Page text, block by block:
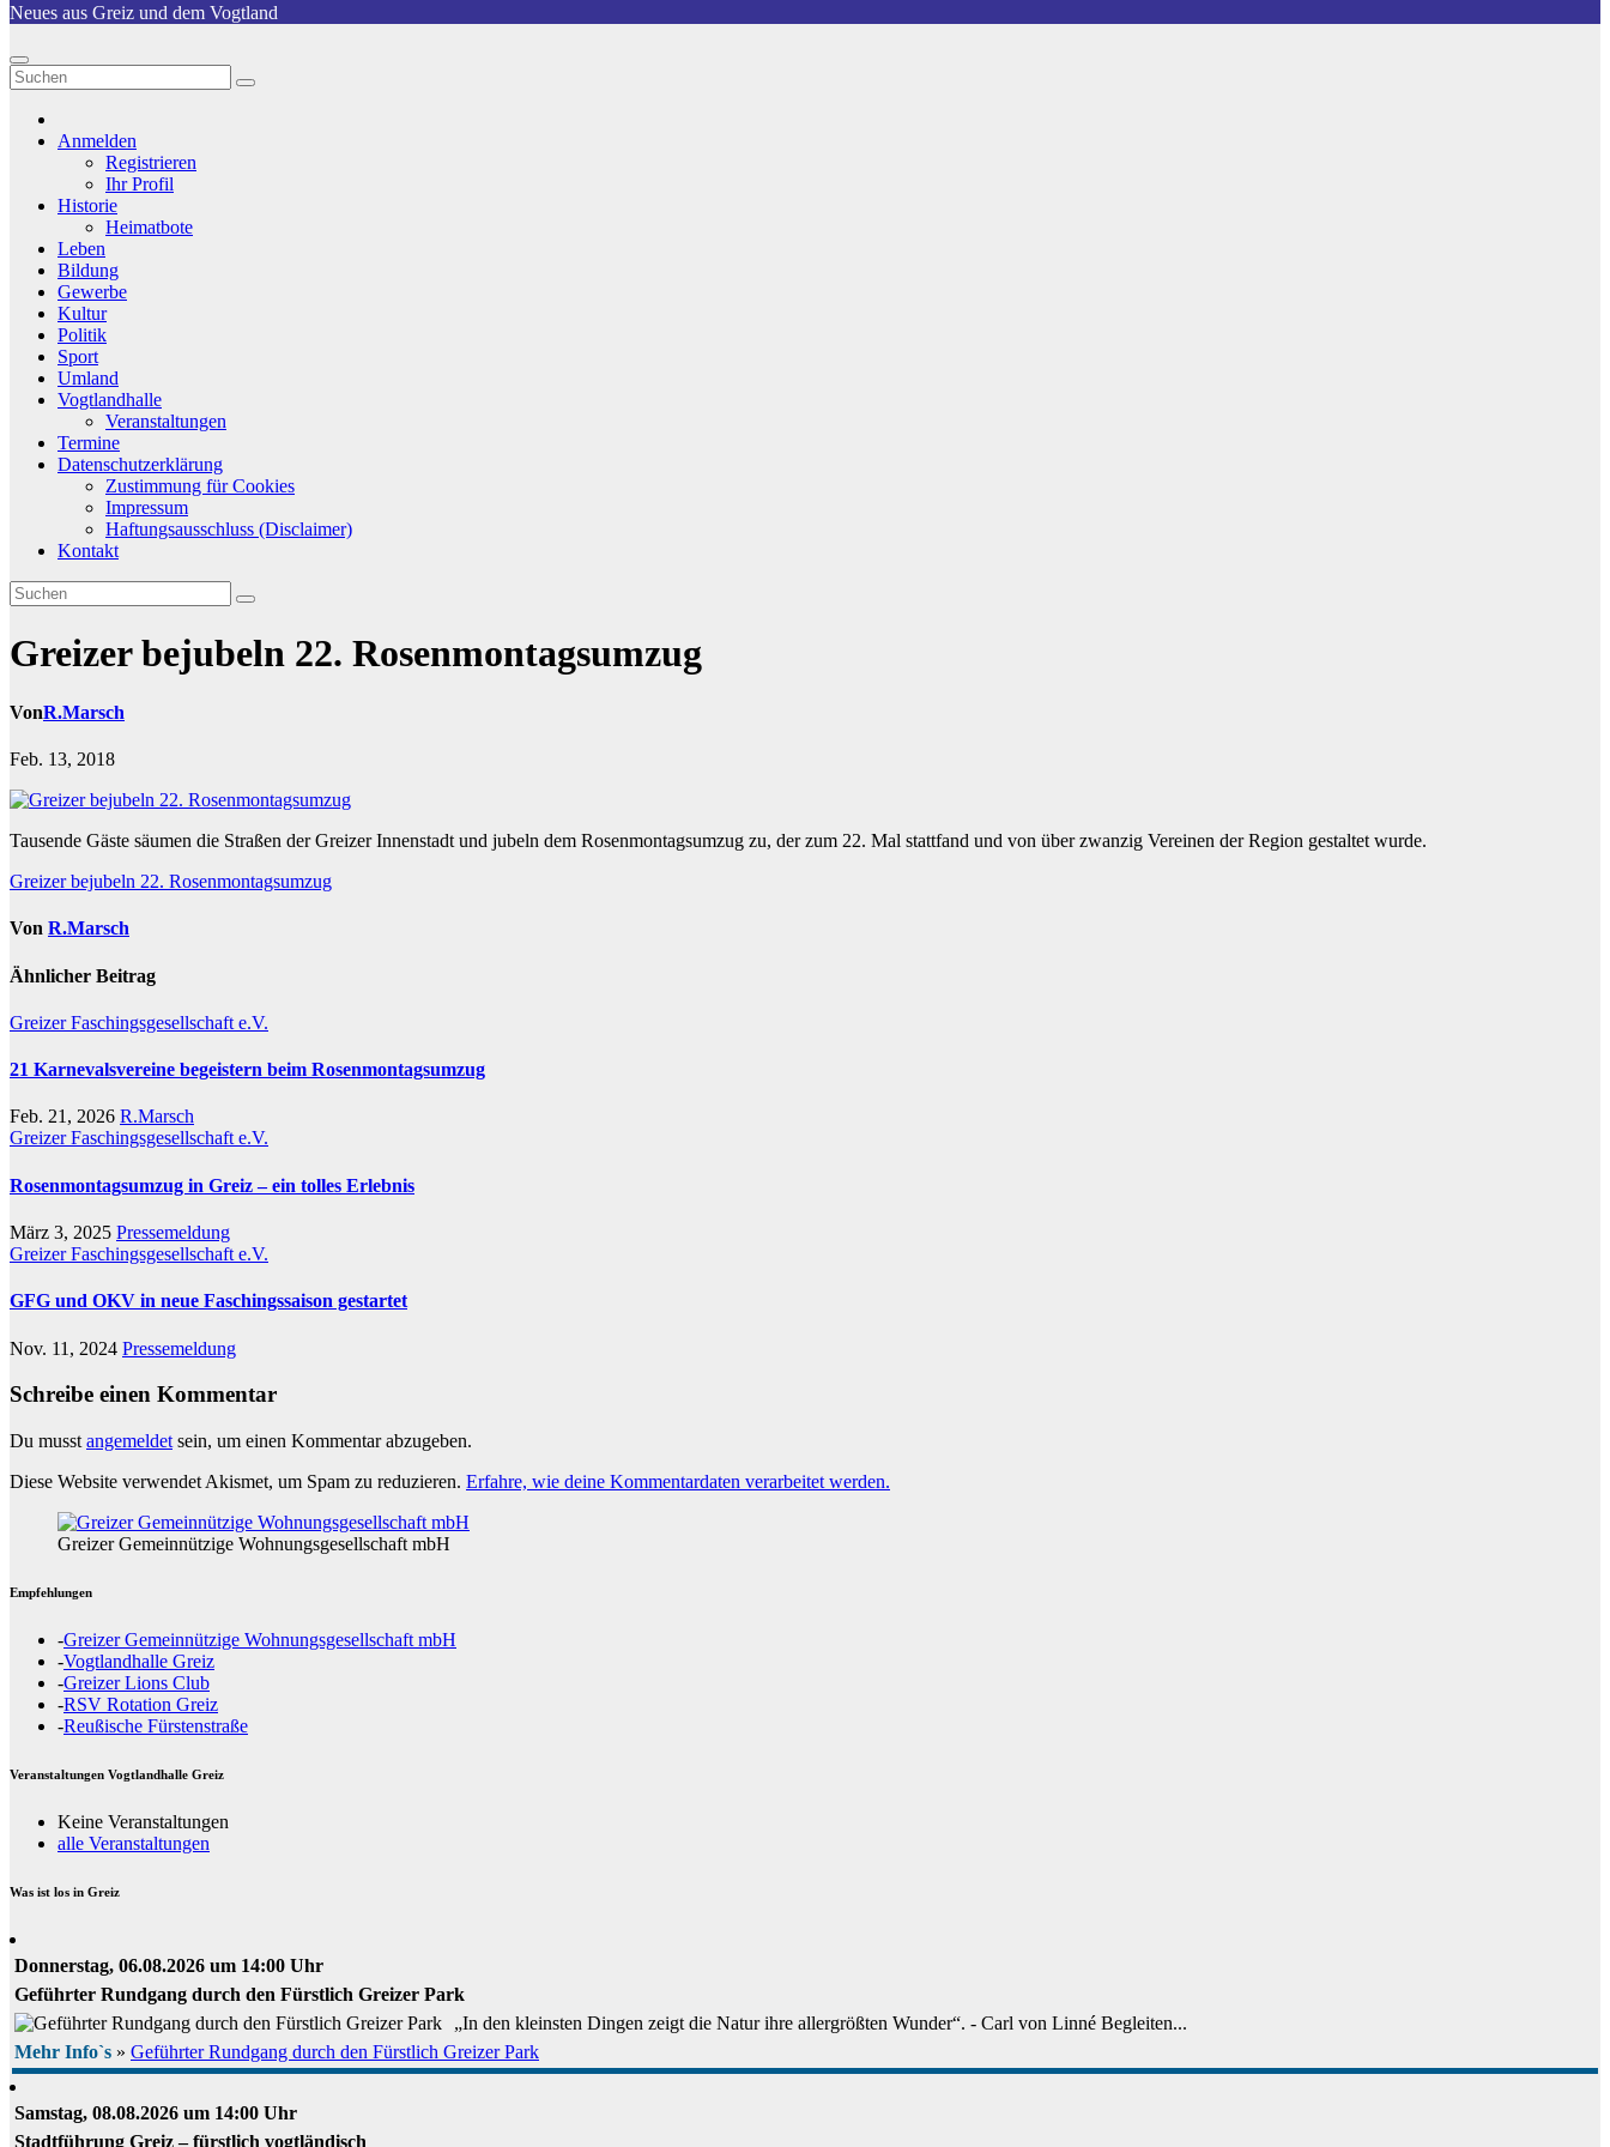
Neues aus Greiz und dem Vogtland
Anmelden
Registrieren
Ihr Profil
Historie
Heimatbote
Leben
Bildung
Gewerbe
Kultur
Politik
Sport
Umland
Vogtlandhalle
Veranstaltungen
Termine
Datenschutzerklärung
Zustimmung für Cookies
Impressum
Haftungsausschluss (Disclaimer)
Kontakt
Greizer bejubeln 22. Rosenmontagsumzug
VonR.Marsch
Feb. 13, 2018
Tausende Gäste säumen die Straßen der Greizer Innenstadt und jubeln dem Rosenmontagsumzug zu, der zum 22. Mal stattfand und von über zwanzig Vereinen der Region gestaltet wurde.
Beitragsnavigation
Greizer bejubeln 22. Rosenmontagsumzug
Von R.Marsch
Ähnlicher Beitrag
Greizer Faschingsgesellschaft e.V.
21 Karnevalsvereine begeistern beim Rosenmontagsumzug
Feb. 21, 2026 R.Marsch
Greizer Faschingsgesellschaft e.V.
Rosenmontagsumzug in Greiz – ein tolles Erlebnis
März 3, 2025 Pressemeldung
Greizer Faschingsgesellschaft e.V.
GFG und OKV in neue Faschingssaison gestartet
Nov. 11, 2024 Pressemeldung
Schreibe einen Kommentar
Du musst angemeldet sein, um einen Kommentar abzugeben.
Diese Website verwendet Akismet, um Spam zu reduzieren. Erfahre, wie deine Kommentardaten verarbeitet werden.
Greizer Gemeinnützige Wohnungsgesellschaft mbH
Empfehlungen
-Greizer Gemeinnützige Wohnungsgesellschaft mbH
-Vogtlandhalle Greiz
-Greizer Lions Club
-RSV Rotation Greiz
-Reußische Fürstenstraße
Veranstaltungen Vogtlandhalle Greiz
Keine Veranstaltungen
alle Veranstaltungen
Was ist los in Greiz
Donnerstag, 06.08.2026 um 14:00 Uhr
Geführter Rundgang durch den Fürstlich Greizer Park
„In den kleinsten Dingen zeigt die Natur ihre allergrößten Wunder“. - Carl von Linné Begleiten...
Mehr Info`s » Geführter Rundgang durch den Fürstlich Greizer Park
Samstag, 08.08.2026 um 14:00 Uhr
Stadtführung Greiz – fürstlich vogtländisch